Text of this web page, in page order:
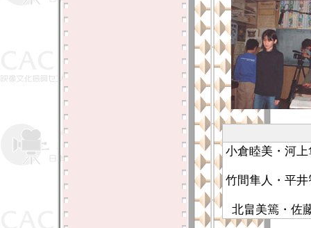
小倉睦美・河
竹間隼人・平
北畠美篶・佐